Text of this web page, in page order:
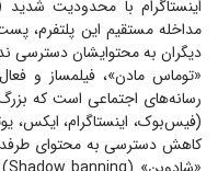
مداخله مستقیم این پلتفرم،
دیگران به محتوایشان دسترسی
«توماس مادن»، فیلمساز و
رسانه‌های اجتماعی است که
(فیس‌بوک، اینستاگرام، ایکس،
کاهش دسترسی به محتوای